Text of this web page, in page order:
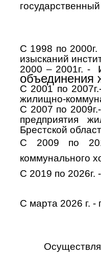
С 1998 по 2000г.
изысканий
2000 – 2001г. -
объединения
С 2001 по
жилищно-
С 2007 по
предприятия
Брестской
С 2009 по
коммунального
С 2019 по 2026г.
С марта 2026 г. -